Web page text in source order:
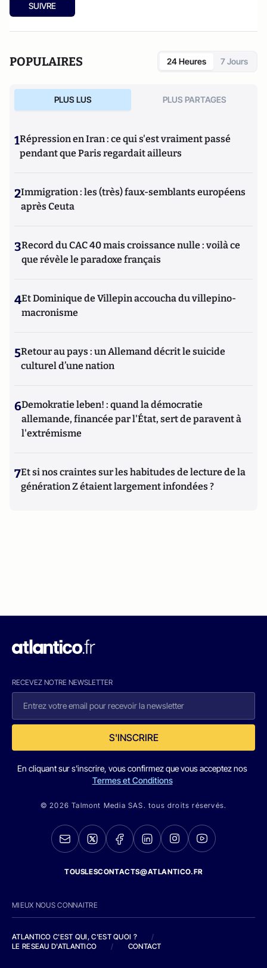
SUIVRE
POPULAIRES 24 Heures 7 Jours
PLUS LUS PLUS PARTAGES
1Répression en Iran : ce qui s'est vraiment passé
pendant que Paris regardait ailleurs
2Immigration : les (très) faux-semblants européens
après Ceuta
3Record du CAC 40 mais croissance nulle : voilà ce
que révèle le paradoxe français
4Et Dominique de Villepin accoucha du villepino-
macronisme
5Retour au pays : un Allemand décrit le suicide
culturel d’une nation
6Demokratie leben! : quand la démocratie
allemande, financée par l'État, sert de paravent à
l'extrémisme
7Et si nos craintes sur les habitudes de lecture de la
génération Z étaient largement infondées ?
RECEVEZ NOTRE NEWSLETTER
S'INSCRIRE
En cliquant sur s'inscrire, vous confirmez que vous acceptez nos
Termes et Conditions
© 2026 Talmont Media SAS. tous droits réservés.
TOUSLESCONTACTS@ATLANTICO.FR
MIEUX NOUS CONNAITRE
ATLANTICO C'EST QUI, C'EST QUOI ?
/
LE RESEAU D'ATLANTICO
/ CONTACT